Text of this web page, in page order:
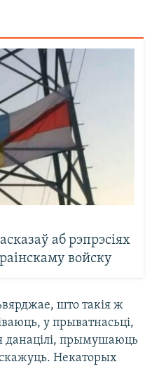
аб рэпрэсіях
войску
што такія ж
у прыватнасьці,
данацілі, прымушаюць
Некаторых